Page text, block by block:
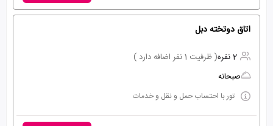
اتاق دوتخته دبل
2 نفره
( ظرفیت 1 نفر اضافه دارد )
صبحانه
تور با احتساب حمل و نقل و خدمات